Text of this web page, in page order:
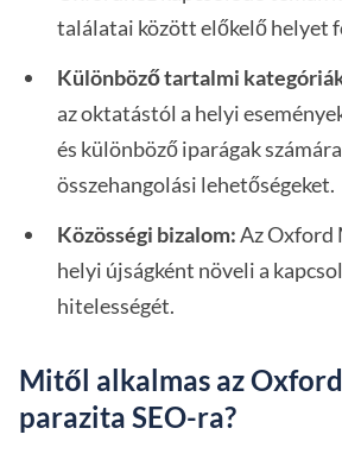
találatai között előkelő helyet
Különböző tartalmi
az oktatástól a helyi
és különböző iparágak
összehangolási lehetőségeket.
Közösségi bizalom:Az Oxford
helyi újságként növeli a
hitelességét.
Mitől alkalmas az
parazita SEO-ra?